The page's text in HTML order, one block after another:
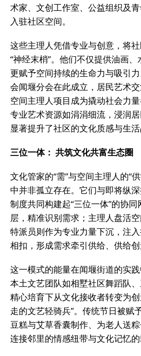
术家、文创工作室、公益组织及
入驻社区空间。
这些主理人凭借专业与创意，将
“神经末梢”。他们不仅提供油画、
更赋予空间持续的生命力与吸引
会闻堰分会在此成立，居民艺术交
空间主理人项目成为撬动社会力
专业艺术资源如涓涓细流，浸润
显著提升了社区的文化质感与生活
三位一体： 共筑文化共富生态圈
文化管家的“需”与空间主理人的“
中并非孤立存在。它们与即将纵
制度共同构建起“三位一体”的协
层，精准识别需求；主理人盘活
特派员则作为专业力量下沉，注
相扣，形成需求牵引供给、供给创
这一模式的能量在闻堰街道的实
本土文艺团队如相墅社区舞蹈队
精心培育下从文化接收者转变为
走的文艺轻骑兵”。传统节日被
豆糕与艾草香囊制作、为老人送
连接邻里的情感纽带与文化记忆的